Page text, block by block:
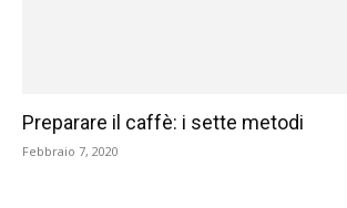
Preparare il caffè: i sette metodi
Febbraio 7, 2020